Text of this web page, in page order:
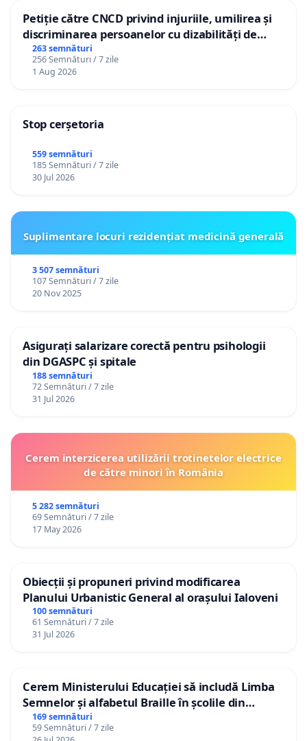
Petiție către CNCD privind injuriile, umilirea și
discriminarea persoanelor cu dizabilități de
către utilizatorul TikTok „Gorici”
263 semnături
256 Semnături / 7 zile
1 Aug 2026
Stop cerșetoria
559 semnături
185 Semnături / 7 zile
30 Jul 2026
Suplimentare locuri rezidențiat medicină generală
3 507 semnături
107 Semnături / 7 zile
20 Nov 2025
Asigurați salarizare corectă pentru psihologii
din DGASPC și spitale
188 semnături
72 Semnături / 7 zile
31 Jul 2026
Cerem interzicerea utilizării trotinetelor electrice
de către minori în România
5 282 semnături
69 Semnături / 7 zile
17 May 2026
Obiecții și propuneri privind modificarea
Planului Urbanistic General al orașului Ialoveni
100 semnături
61 Semnături / 7 zile
31 Jul 2026
Cerem Ministerului Educației să includă Limba
Semnelor și alfabetul Braille în școlile din
Republica Moldova!
169 semnături
59 Semnături / 7 zile